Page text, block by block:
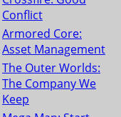
Conflict
Armored Core:
Asset Management
The Outer Worlds:
The Company We
Keep